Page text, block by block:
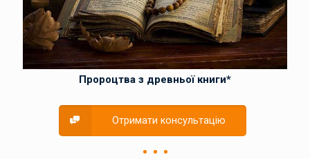
Пророцтва з древньої книги*
Отримати консультацію